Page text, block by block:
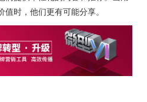
时，他们更有可能分享。